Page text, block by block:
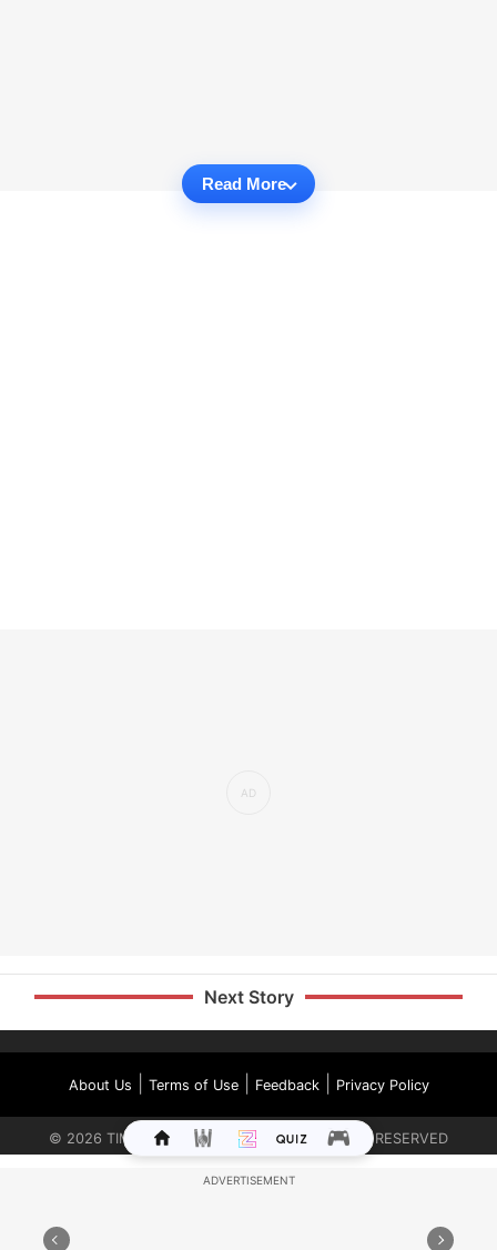
Read More
Next Story
About Us Terms of Use| Feedback| Privacy Policy
© 2026 TIMES INTERNET LIMITED. ALL RIGHTS RESERVED